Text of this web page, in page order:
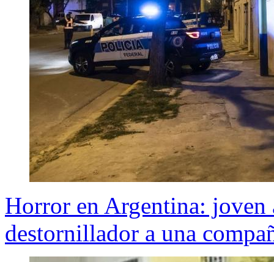
Horror en Argentina: joven
destornillador a una